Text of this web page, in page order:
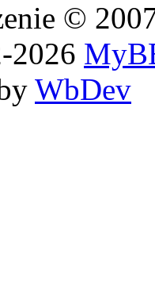
©
2026
WbDev